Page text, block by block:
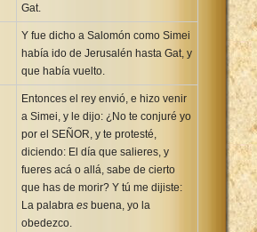
Gat.
Y fue dicho a Salomón como Simei
había ido de Jerusalén hasta Gat, y
que había vuelto.
Entonces el rey envió, e hizo venir
a Simei, y le dijo: ¿No te conjuré yo
por el SEÑOR, y te protesté,
diciendo: El día que salieres, y
fueres acá o allá, sabe de cierto
que has de morir? Y tú me dijiste:
La palabra es buena, yo la
obedezco.